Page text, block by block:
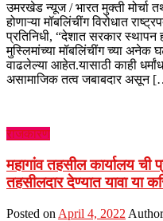
उमरखेड न्यूज / भारत मुक्ती मोर्चा
होणाऱ्या मॉबलिंचींग विरोधात
प्रतिनिधी, “देशात सरकार
मुस्लिमांच्या मॉबलिंचींग च्या
वाढलेल्या आहेत.यासाठी काही
असामाजिक तत्व जबाबदार असून
राजकारण
महागांव तहसील कार्यालय ची
तहसीलदार देण्यात यावा या
Posted on April 4, 2022 Author